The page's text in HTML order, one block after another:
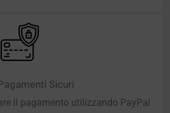
Sicuri
il pagamento utilizzando PayPal